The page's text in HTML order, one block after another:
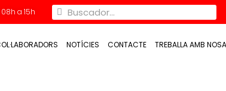
a 15h
NOTÍCIES CONTACTE TREBALLA AMB